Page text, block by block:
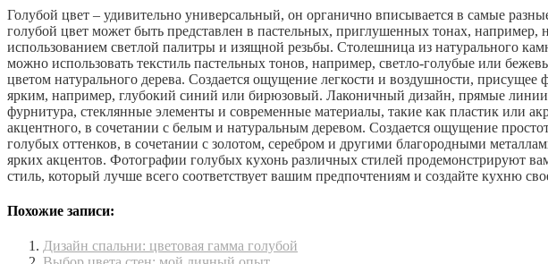
Голубой цвет – удивительно универсальный, он органично вписывается в самые
голубой цвет может быть представлен в пастельных, приглушенных тонах,
использованием светлой палитры и изящной резьбы. Столешница из натурального
можно использовать текстиль пастельных тонов, например, светло-голубые или
цветом натурального дерева. Создается ощущение легкости и воздушности,
ярким, например, глубокий синий или бирюзовый. Лаконичный дизайн, прямые линии
фурнитура, стеклянные элементы и современные материалы, такие как пластик или
акцентного, в сочетании с белым и натуральным деревом. Создается ощущение
голубых оттенков, в сочетании с золотом, серебром и другими благородными
ярких акцентов. Фотографии голубых кухонь различных стилей продемонстрируют
стиль, который лучше всего соответствует вашим предпочтениям и создайте кухню
Похожие записи:
Дизайн спальни: цветовая гамма голубой